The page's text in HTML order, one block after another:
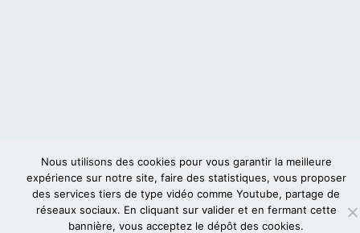
Nous utilisons des cookies pour vous garantir la meilleure
expérience sur notre site, faire des statistiques, vous proposer
des services tiers de type vidéo comme Youtube, partage de
réseaux sociaux. En cliquant sur valider et en fermant cette
bannière, vous acceptez le dépôt des cookies.